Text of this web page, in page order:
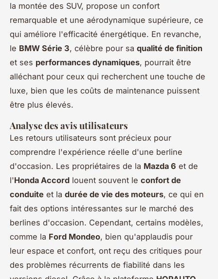
la montée des SUV, propose un confort
remarquable et une aérodynamique supérieure, ce
qui améliore l'efficacité énergétique. En revanche,
le BMW Série 3, célèbre pour sa qualité de finition
et ses performances dynamiques, pourrait être
alléchant pour ceux qui recherchent une touche de
luxe, bien que les coûts de maintenance puissent
être plus élevés.
Analyse des avis utilisateurs
Les retours utilisateurs sont précieux pour
comprendre l'expérience réelle d'une berline
d'occasion. Les propriétaires de la Mazda 6 et de
l'Honda Accord louent souvent le confort de
conduite et la durée de vie des moteurs, ce qui en
fait des options intéressantes sur le marché des
berlines d'occasion. Cependant, certains modèles,
comme la Ford Mondeo, bien qu'applaudis pour
leur espace et confort, ont reçu des critiques pour
des problèmes récurrents de fiabilité dans les